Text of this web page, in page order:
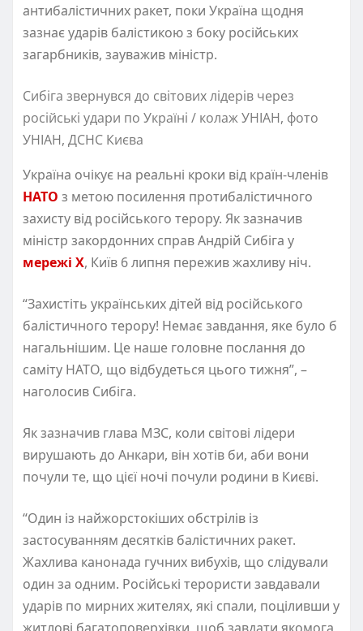
антибалістичних ракет, поки Україна щодня
зазнає ударів балістикою з боку російських
загарбників, зауважив міністр.
Сибіга звернувся до світових лідерів через
російські удари по Україні / колаж УНІАН, фото
УНІАН, ДСНС Києва
Україна очікує на реальні кроки від країн-членів
НАТО з метою посилення протибалістичного
захисту від російського терору. Як зазначив
міністр закордонних справ Андрій Сибіга у
мережі X, Київ 6 липня пережив жахливу ніч.
“Захистіть українських дітей від російського
балістичного терору! Немає завдання, яке було б
нагальнішим. Це наше головне послання до
саміту НАТО, що відбудеться цього тижня”, –
наголосив Сибіга.
Як зазначив глава МЗС, коли світові лідери
вирушають до Анкари, він хотів би, аби вони
почули те, що цієї ночі почули родини в Києві.
“Один із найжорстокіших обстрілів із
застосуванням десятків балістичних ракет.
Жахлива канонада гучних вибухів, що слідували
один за одним. Російські терористи завдавали
ударів по мирних жителях, які спали, поціливши у